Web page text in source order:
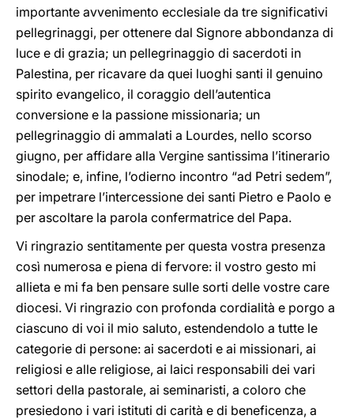
importante avvenimento ecclesiale da tre significativi
pellegrinaggi, per ottenere dal Signore abbondanza di
luce e di grazia; un pellegrinaggio di sacerdoti in
Palestina, per ricavare da quei luoghi santi il genuino
spirito evangelico, il coraggio dell’autentica
conversione e la passione missionaria; un
pellegrinaggio di ammalati a Lourdes, nello scorso
giugno, per affidare alla Vergine santissima l’itinerario
sinodale; e, infine, l’odierno incontro “ad Petri sedem”,
per impetrare l’intercessione dei santi Pietro e Paolo e
per ascoltare la parola confermatrice del Papa.
Vi ringrazio sentitamente per questa vostra presenza
così numerosa e piena di fervore: il vostro gesto mi
allieta e mi fa ben pensare sulle sorti delle vostre care
diocesi. Vi ringrazio con profonda cordialità e porgo a
ciascuno di voi il mio saluto, estendendolo a tutte le
categorie di persone: ai sacerdoti e ai missionari, ai
religiosi e alle religiose, ai laici responsabili dei vari
settori della pastorale, ai seminaristi, a coloro che
presiedono i vari istituti di carità e di beneficenza, a